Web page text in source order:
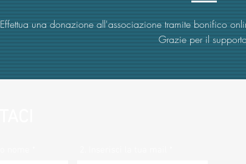
Effettua una donazione all'associazione tramite bonifico
Grazie per il